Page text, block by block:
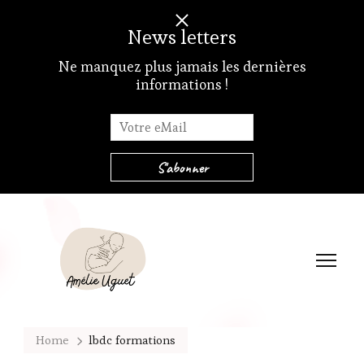
News letters
Ne manquez plus jamais les dernières
informations !
Home lbdc formations